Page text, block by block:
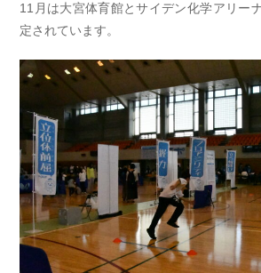
11月は大宮体育館とサイデン化学アリー
定されています。